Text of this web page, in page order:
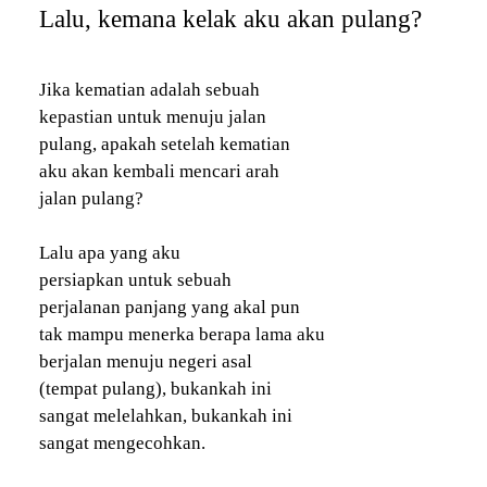
Lalu, kemana kelak aku akan pulang?
Jika kematian adalah sebuah
kepastian untuk menuju jalan
pulang, apakah setelah kematian
aku akan kembali mencari arah
jalan pulang?
Lalu apa yang aku
persiapkan untuk sebuah
perjalanan panjang yang akal pun
tak mampu menerka berapa lama aku
berjalan menuju negeri asal
(tempat pulang), bukankah ini
sangat melelahkan, bukankah ini
sangat mengecohkan.